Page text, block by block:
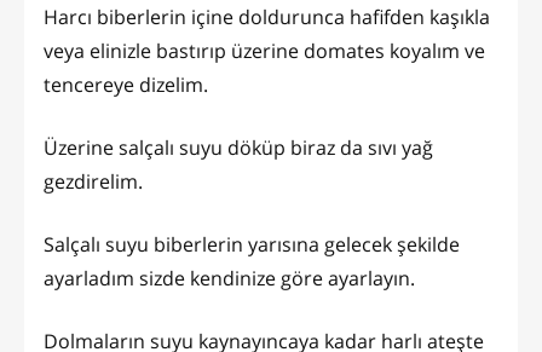
Harcı biberlerin içine doldurunca hafifden kaşıkla
veya elinizle bastırıp üzerine domates koyalım ve
tencereye dizelim.
Üzerine salçalı suyu döküp biraz da sıvı yağ
gezdirelim.
Salçalı suyu biberlerin yarısına gelecek şekilde
ayarladım sizde kendinize göre ayarlayın.
Dolmaların suyu kaynayıncaya kadar harlı ateşte